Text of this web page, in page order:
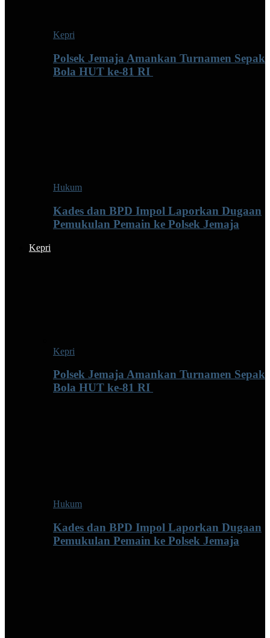
Kepri
Polsek Jemaja Amankan Turnamen Sepak
Bola HUT ke-81 RI ‎
Hukum
Kades dan BPD Impol Laporkan Dugaan
Pemukulan Pemain ke Polsek Jemaja
Kepri
Kepri
Polsek Jemaja Amankan Turnamen Sepak
Bola HUT ke-81 RI ‎
Hukum
Kades dan BPD Impol Laporkan Dugaan
Pemukulan Pemain ke Polsek Jemaja